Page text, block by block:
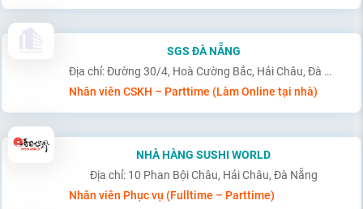
SGS ĐÀ NẴNG
Địa chỉ: Đường 30/4, Hoà Cường Bắc, Hải Châu, Đà Nẵng
Nhân viên CSKH – Parttime (Làm Online tại nhà)
NHÀ HÀNG SUSHI WORLD
Địa chỉ: 10 Phan Bội Châu, Hải Châu, Đà Nẵng
Nhân viên Phục vụ (Fulltime – Parttime)